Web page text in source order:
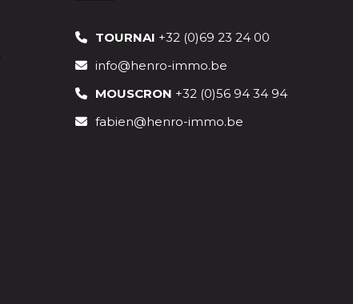
TOURNAI +32 (0)69 23 24 00
info@henro-immo.be
MOUSCRON +32 (0)56 94 34 94
fabien@henro-immo.be